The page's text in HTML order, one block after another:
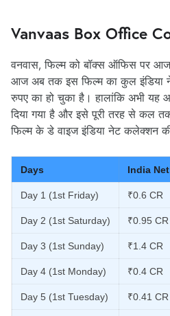
Vanvaas Box Office
वनवास, फिल्म को बॉक्स ऑफिस पर
आज अब तक इस फिल्म का कुल इंडिया
रुपए का हो चुका है। हालांकि अभी यह
दिया गया है और इसे पूरी तरह से कल
फिल्म के डे वाइज इंडिया नेट कलेक्शन की
Days India
Day 1 (1st Friday) ₹0.6 CR
Day 2 (1st Saturday) ₹0.95 CR
Day 3 (1st Sunday) ₹1.4 CR
Day 4 (1st Monday) ₹0.4 CR
Day 5 (1st Tuesday) ₹0.41 CR